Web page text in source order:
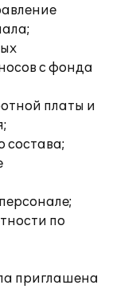
с фонда
платы и
состава;
по
приглашена